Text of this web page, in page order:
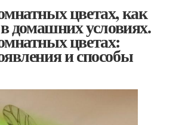
цветах, как
домашних условиях.
цветах:
и способы